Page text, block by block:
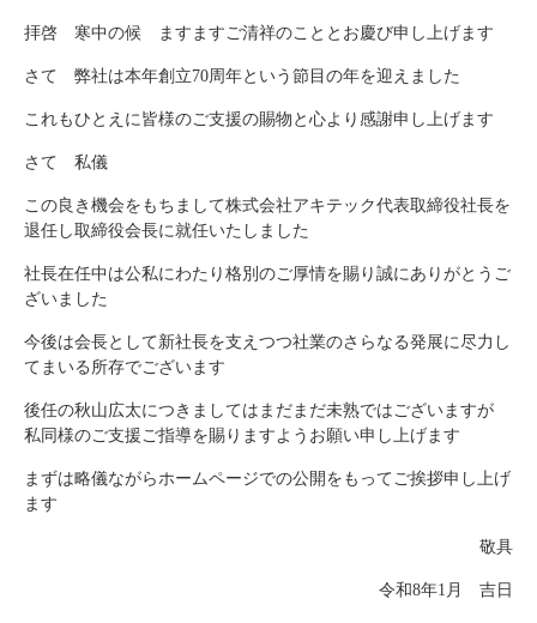
拝啓 寒中の候 ますますご清祥のこととお慶び申し上げます
さて 弊社は本年創立70周年という節目の年を迎えました
これもひとえに皆様のご支援の賜物と心より感謝申し上げます
さて 私儀
この良き機会をもちまして株式会社アキテック代表取締役社長を
退任し取締役会長に就任いたしました
社長在任中は公私にわたり格別のご厚情を賜り誠にありがとうご
ざいました
今後は会長として新社長を支えつつ社業のさらなる発展に尽力し
てまいる所存でございます
後任の秋山広太につきましてはまだまだ未熟ではございますが
私同様のご支援ご指導を賜りますようお願い申し上げます
まずは略儀ながらホームページでの公開をもってご挨拶申し上げ
ます
敬具
令和8年1月 吉日